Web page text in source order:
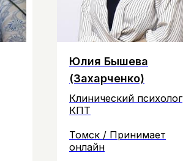
Юлия Бышева
(Захарченко)
Клинический психолог
КПТ
Томск / Принимает
онлайн